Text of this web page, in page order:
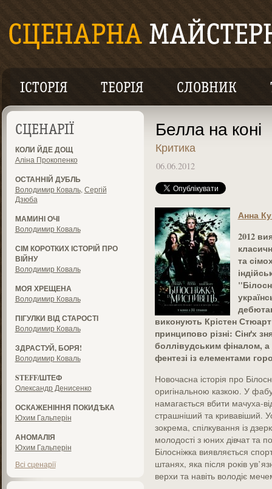
ІСТОРІЯ ТЕОРІЯ СЛОВНИК
СЦЕНАРІЇ
КОЛИ ЙДЕ ДОЩ
Аліна Прокопенко
ОСТАННІЙ ДУБЛЬ
Володимир Коваль, Сергій
Дзюба
МАМИНІ ОЧІ
Володимир Коваль
СІМ КОРОТКИХ ІСТОРІЙ ПРО
ВІЙНУ
Володимир Коваль
МОЯ ХРЕЩЕНА
Володимир Коваль
ПІГУЛКИ ВІД СТАРОСТІ
Володимир Коваль
ЗДРАСТУЙ, БОРЯ!
Володимир Коваль
STEFF/ШТЕФ
Олександр Денисенко
ОСКАЖЕНІННЯ ПОКИДѢКА
Юхим Гальперін
АНОМАЛІЯ
Юхим Гальперін
Всі сценарії
Белла на коні
Критика
06.06.2012
Анна
2012
та
виконують Крістен
принципово різні: Сінґх
боллівудським фіналом,
фентезі із елементами
Новочасна історія про
оригінальною казкою. У
намагається вбити мачуха-
страшніший та кривавіший.
зокрема, спілкування із
молодості з юних дівчат
Білосніжка виявляється
штанях, яка після років
верхи та навіть володіє